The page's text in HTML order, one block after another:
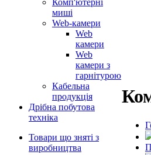
Комп'ютерні
миші
Web-камери
Web
камери
Web
камери з
гарнітурою
Кабельна
продукція
Дрібна побутова
техніка
Товари що зняті з
виробництва